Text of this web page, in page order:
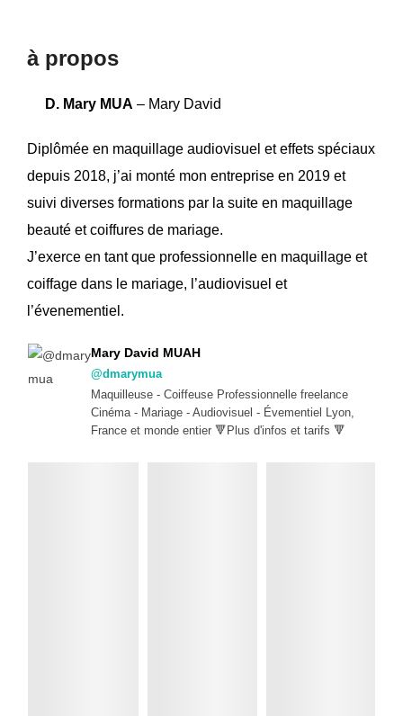
à propos
D. Mary MUA – Mary David
Diplômée en maquillage audiovisuel et effets spéciaux
depuis 2018, j’ai monté mon entreprise en 2019 et
suivi diverses formations par la suite en maquillage
beauté et coiffures de mariage.
J’exerce en tant que professionnelle en maquillage et
coiffage dans le mariage, l’audiovisuel et
l’évenementiel.
Mary David MUAH
@dmarymua
Maquilleuse - Coiffeuse Professionnelle freelance
Cinéma - Mariage - Audiovisuel - Évementiel Lyon,
France et monde entier 🔻Plus d'infos et tarifs 🔻